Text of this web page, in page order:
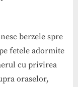
berzele spre
fetele adormite
cu privirea
oraselor,